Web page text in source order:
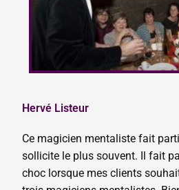
Hervé Listeur
Ce magicien mentaliste fait
sollicite le plus souvent. Il fait
choc lorsque mes clients